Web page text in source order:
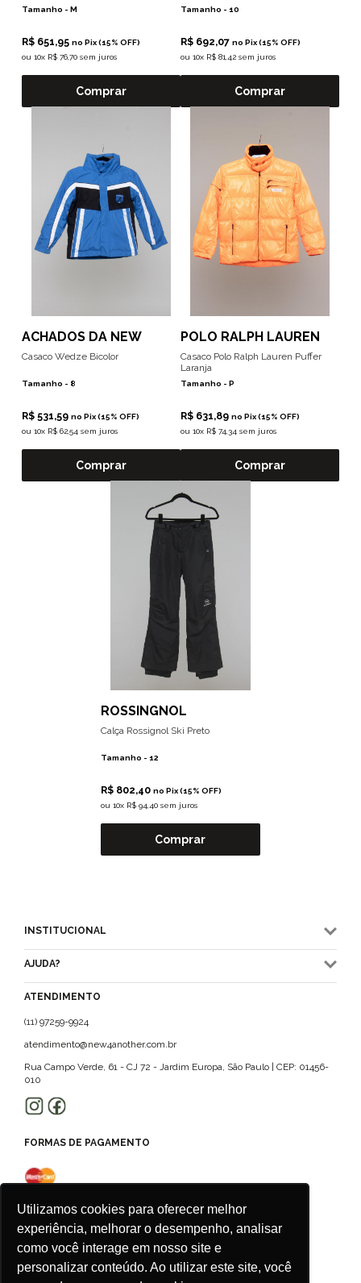
Utilizamos cookies para oferecer melhor
experiência, melhorar o desempenho, analisar
como você interage em nosso site e
personalizar conteúdo. Ao utilizar este site, você
Tamanho - M
R$ 651,95 no Pix (15% OFF)
ou 10x R$ 76,70 sem juros
Comprar
Tamanho - 10
R$ 692,07 no Pix (15% OFF)
ou 10x R$ 81,42 sem juros
Comprar
ACHADOS DA NEW
Casaco Wedze Bicolor
Tamanho - 8
R$ 531,59 no Pix (15% OFF)
ou 10x R$ 62,54 sem juros
Comprar
POLO RALPH LAUREN
Casaco Polo Ralph Lauren Puffer
Laranja
Tamanho - P
R$ 631,89 no Pix (15% OFF)
ou 10x R$ 74,34 sem juros
Comprar
ROSSINGNOL
Calça Rossignol Ski Preto
Tamanho -12
R$ 802,40 no Pix (15% OFF)
ou10x R$ 94,40 sem juros
Comprar
INSTITUCIONAL
AJUDA?
ATENDIMENTO
(11) 97259-9924
atendimento@new4another.com.br
Rua Campo Verde, 61 - CJ 72 - Jardim Europa, São Paulo | CEP: 01456-
010
FORMAS DE PAGAMENTO